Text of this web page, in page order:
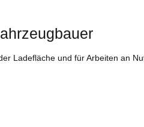
Ladefläche und für Arbeiten an